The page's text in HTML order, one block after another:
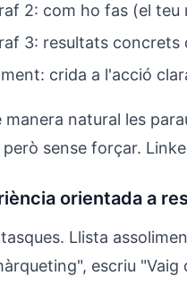
2: com ho fas (el
3: resultats concrets
crida a l'acció
manera natural les
però sense forçar.
orientada a
Llista
escriu